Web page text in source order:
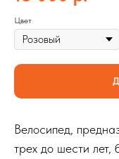
Цвет
Велосипед,
трех до шести лет,